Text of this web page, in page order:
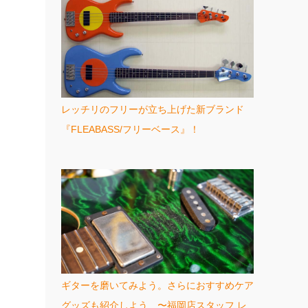
レッチリのフリーが立ち上げた新ブランド
『FLEABASS/フリーベース』！
ギターを磨いてみよう。さらにおすすめケア
グッズも紹介しよう 〜福岡店スタッフ レ